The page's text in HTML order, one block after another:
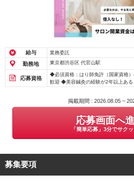
給与 業務委託
勤務地 東京都渋谷区 代官山駅
応募資格
◆必須資格：はり師免許（国家資格）
歓迎 ◆美容鍼灸の経験が2年以上あると
掲載期間 : 2026.08.05 ~
応募画面へ
「簡単応募」3分でサク
募集要項